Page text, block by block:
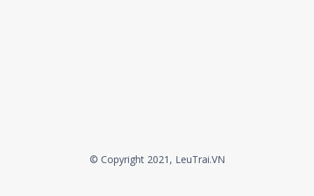
© Copyright 2021, LeuTrai.VN